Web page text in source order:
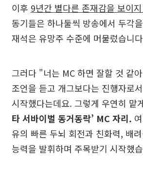
이후 9년간 별다른 존재감을 보이
동기들은 하나둘씩 방송에서 두각
재석은 유망주 수준에 머물렀습니
그러다 "너는 MC 하면 잘할 것 같
조언을 듣고 개그보다는 진행자로
시작했다는데요. 그렇게 우연히 맡
타 서바이벌 동거동락’ MC 자리.
유의 빠른 두뇌 회전과 친화력, 배
능력을 발휘하며 주목받기 시작했